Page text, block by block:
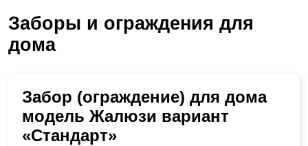
купить для дома
Заборы и ограждения для
дома
Забор (ограждение) для дома
модель Жалюзи вариант
«Стандарт»